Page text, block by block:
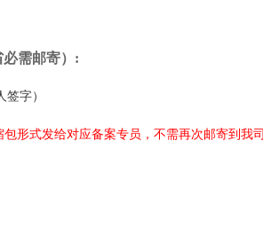
需邮寄） :
字）
形式发给对应备案专员，不需再次邮寄到我司